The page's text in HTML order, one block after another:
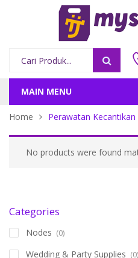
MAIN MENU
Home Perawatan Kecantikan
No products were found
Categories
Nodes (0)
Wedding & Party Supplies (0)